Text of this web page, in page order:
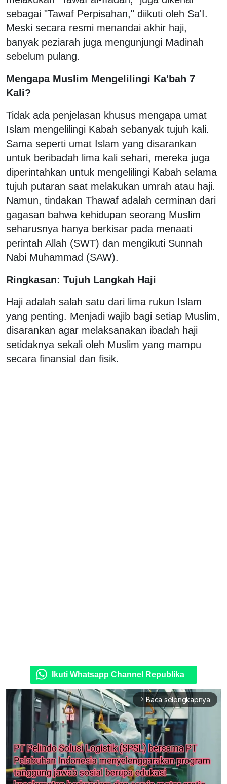
sebagai "Tawaf Perpisahan," diikuti oleh Sa'I.
Meski secara resmi menandai akhir haji,
banyak peziarah juga mengunjungi Madinah
sebelum pulang.
Mengapa Muslim Mengelilingi Ka'bah 7
Kali?
Tidak ada penjelasan khusus mengapa umat
Islam mengelilingi Kabah sebanyak tujuh kali.
Sama seperti umat Islam yang disarankan
untuk beribadah lima kali sehari, mereka juga
diperintahkan untuk mengelilingi Kabah selama
tujuh putaran saat melakukan umrah atau haji.
Namun, tindakan Thawaf adalah cerminan dari
gagasan bahwa kehidupan seorang Muslim
seharusnya hanya berkisar pada menaati
perintah Allah (SWT) dan mengikuti Sunnah
Nabi Muhammad (SAW).
Ringkasan: Tujuh Langkah Haji
Haji adalah salah satu dari lima rukun Islam
yang penting. Menjadi wajib bagi setiap Muslim,
disarankan agar melaksanakan ibadah haji
setidaknya sekali oleh Muslim yang mampu
secara finansial dan fisik.
Ikuti Whatsapp Channel Republika
arrow_forward_ios Baca selengkapnya